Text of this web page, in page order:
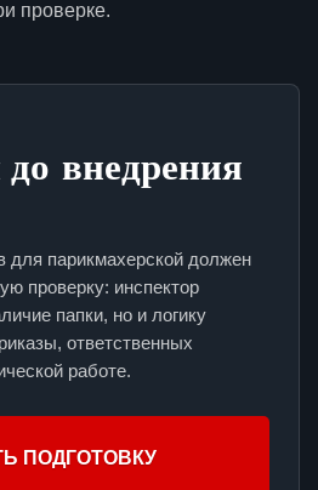
проверке.
внедрения
для парикмахерской должен
проверку: инспектор
папки, но и логику
ответственных
работе.
ПОДГОТОВКУ